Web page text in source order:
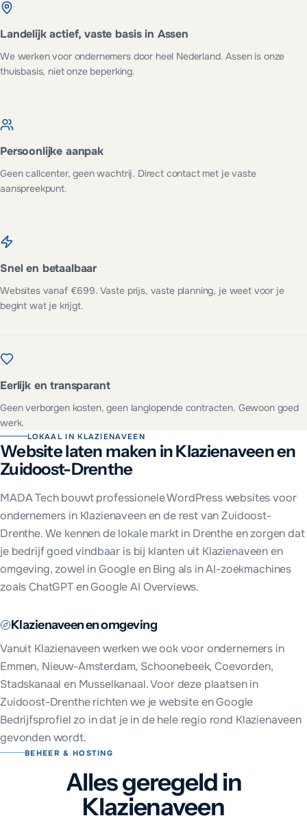
Landelijk actief, vaste basis in Assen
We werken voor ondernemers door heel Nederland. Assen is onze
thuisbasis, niet onze beperking.
Persoonlijke aanpak
Geen callcenter, geen wachtrij. Direct contact met je vaste
aanspreekpunt.
Snel en betaalbaar
Websites vanaf €699. Vaste prijs, vaste planning, je weet voor je
begint wat je krijgt.
Eerlijk en transparant
Geen verborgen kosten, geen langlopende contracten. Gewoon goed
werk.
LOKAAL INKLAZIENAVEEN
Website laten maken inKlazienaveenen
Zuidoost-Drenthe
MADA Tech bouwt professionele WordPress websites voor
ondernemers in Klazienaveenen de rest vanZuidoost-
Drenthe. We kennen de lokale markt in Drentheen zorgen dat
je bedrijf goed vindbaar is bij klanten uit Klazienaveenen
omgeving, zowel in Google en Bing als in AI-zoekmachines
zoals ChatGPT en Google AI Overviews.
Klazienaveenen omgeving
Vanuit Klazienaveenwerken we ook voor ondernemers in
Emmen, Nieuw-Amsterdam, Schoonebeek, Coevorden,
Stadskanaal en Musselkanaal. Voor deze plaatsen in
Zuidoost-Drentherichten we je website en Google
Bedrijfsprofiel zo in dat je in de hele regio rond Klazienaveen
gevonden wordt.
BEHEER & HOSTING
Alles geregeld in
Klazienaveen